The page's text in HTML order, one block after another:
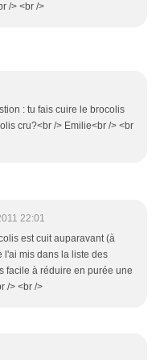
/> <br />
: tu fais cuire le brocolis
cru?<br /> Emilie<br /> <br
22:01
est cuit auparavant (à
l'ai mis dans la liste des
facile à réduire en purée une
/> <br />